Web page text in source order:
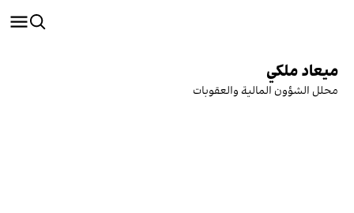
ميعاد ملكي
محلل الشؤون المالية والعقوبات